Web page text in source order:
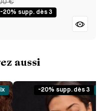
€
-20% supp. dès 3
aussi
-20% supp. dès 3